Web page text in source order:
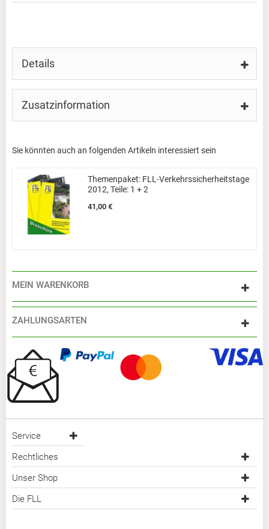
Details
Zusatzinformation
Sie könnten auch an folgenden Artikeln interessiert sein
Themenpaket: FLL-Verkehrssicherheitstage
2012, Teile: 1 + 2
41,00 €
MEIN WARENKORB
ZAHLUNGSARTEN
Service
Rechtliches
Unser Shop
Die FLL